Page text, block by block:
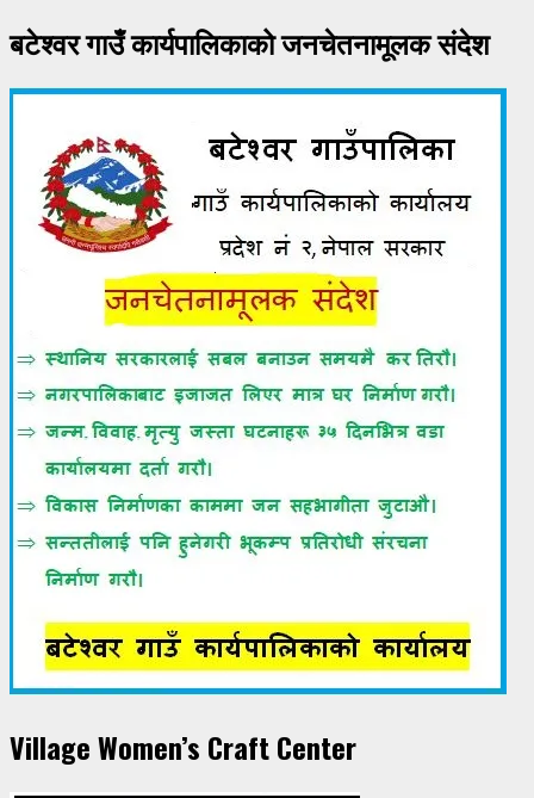
बटेश्वर गाउँ कार्यपालिकाको जनचेतनामूलक संदेश
Village Women’s Craft Center